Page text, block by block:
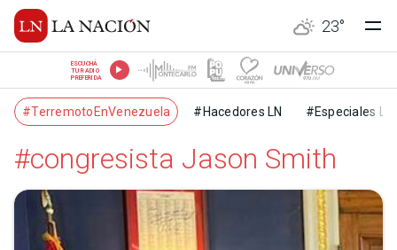
23°
ESCUCHÁ
TU RADIO
PREFERIDA
#TerremotoEnVenezuela #Hacedores LN #Especiales LN
#congresista Jason Smith